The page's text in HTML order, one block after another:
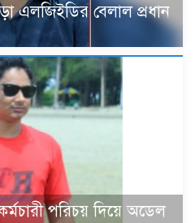
এলজিইডির বেলাল প্রধান
পরিচয় দিয়ে অডেল